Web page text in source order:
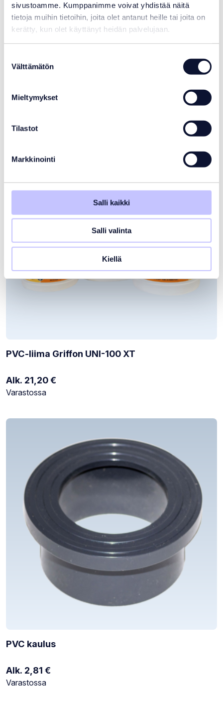
sivustoamme. Kumppanimme voivat yhdistää näitä
tietoja muihin tietoihin, joita olet antanut heille tai joita on
kerätty, kun olet käyttänyt heidän palvelujaan.
valinta
Välttämätön
Mieltymykset
Tilastot
Markkinointi
Salli kaikki
Salli valinta
Kiellä
PVC putki PN-10
Varastotilanne:
Tilaustuote
PVC-liima Griffon UNI-100 XT
Alk. 21,20€
Varastotilanne:
Varastossa
PVC kaulus
Alk. 2,81 €
Varastotilanne:
Varastossa